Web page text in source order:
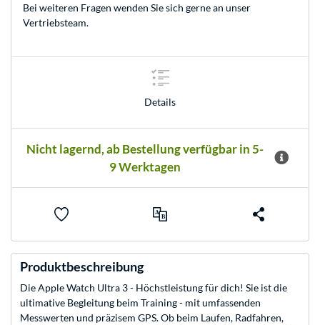
Bei weiteren Fragen wenden Sie sich gerne an unser
Vertriebsteam.
Details
Nicht lagernd, ab Bestellung verfügbar in 5-
9 Werktagen
Produktbeschreibung
Die Apple Watch Ultra 3 - Höchstleistung für dich! Sie ist die
ultimative Begleitung beim Training - mit umfassenden
Messwerten und präzisem GPS. Ob beim Laufen, Radfahren,